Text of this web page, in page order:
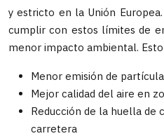
y estricto en la Unión
cumplir con estos límites de
menor impacto ambiental.
Menor emisión de
Mejor calidad del aire en
Reducción de la huella
carretera